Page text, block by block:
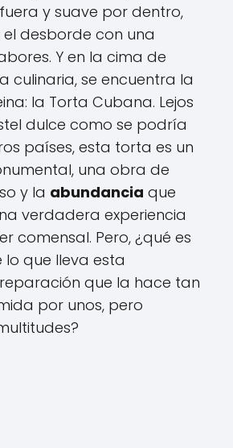
y suave por dentro,
desborde con una
Y en la cima de
culinaria, se encuentra la
la Torta Cubana. Lejos
dulce como se podría
países, esta torta es un
una obra de
y la abundancia que
verdadera experiencia
comensal. Pero, ¿qué es
que lleva esta
que la hace tan
por unos, pero